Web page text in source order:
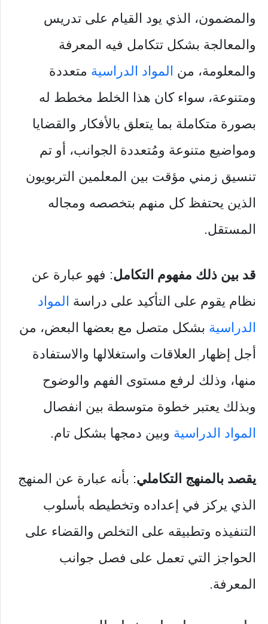
والمضمون، الذي يود القيام على تدريس
والمعالجة بشكل تتكامل فيه المعرفة
والمعلومة، من المواد الدراسية متعددة
ومتنوعة، سواء كان هذا الخلط مخطط له
بصورة متكاملة بما يتعلق بالأفكار والقضايا
ومواضيع متنوعة ومُتعددة الجوانب، أو تم
تنسيق زمني مؤقت بين المعلمين التربويون
الذين يحتفظ كل منهم بتخصصه ومجاله
المستقل.
قد بين ذلك مفهوم التكامل: فهو عبارة عن
نظام يقوم على التأكيد على دراسة المواد
الدراسية بشكل متصل مع بعضها البعض، من
أجل إظهار العلاقات واستغلالها والاستفادة
منها، وذلك لرفع مستوى الفهم والوضوح
وبذلك يعتبر خطوة متوسطة بين انفصال
المواد الدراسية وبين دمجها بشكل تام.
يقصد بالمنهج التكاملي: بأنه عبارة عن المنهج
الذي يركز في إعداده وتخطيطه بأسلوب
التنفيذه وتطبيقه على التخلص والقضاء على
الحواجز التي تعمل على فصل جوانب
المعرفة.